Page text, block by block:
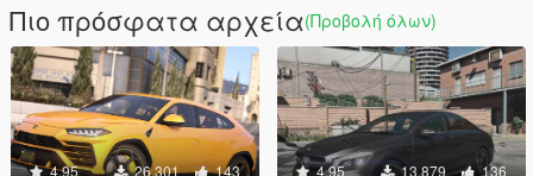
Πιο πρόσφατα αρχεία(Προβολή όλων)
4.95 26.301 143 4.95 13.879 136